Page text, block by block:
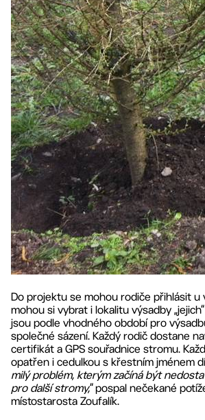
Do projektu se mohou rodiče přihlásit u
mohou si vybrat i lokalitu výsadby
jsou podle vhodného období pro
společné sázení. Každý rodič dostane
certifikát a GPS souřadnice stromu.
opatřen i cedulkou s křestním jménem
milý problém, kterým začíná být
pro další stromy,“ pospal nečekané
místostarosta Zoufalík.